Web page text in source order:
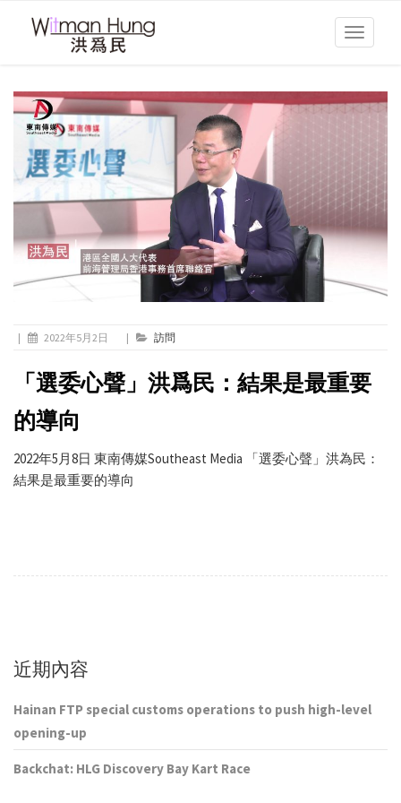
Toggle
| 2022年5月2日 | 訪問
「選委心聲」洪爲民：結果是最重要
的導向
2022年5月8日 東南傳媒Southeast Media 「選委心聲」洪為民：
結果是最重要的導向
近期內容
Hainan FTP special customs operations to push high-level
opening-up
Backchat: HLG Discovery Bay Kart Race